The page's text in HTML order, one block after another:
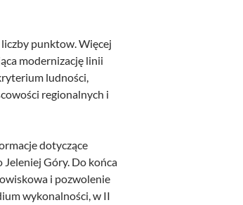
punktow. Więcej
modernizację linii
ludności,
regionalnych i
dotyczące
Góry. Do końca
i pozwolenie
wykonalności, w II